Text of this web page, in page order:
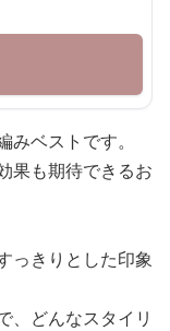
ベストです。
果も期待できるお
っきりとした印象
、どんなスタイリ